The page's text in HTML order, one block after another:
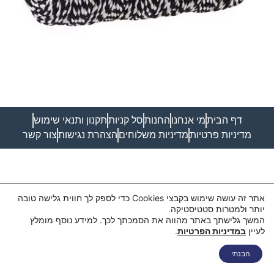
דף הביתמי אנחנו החנותסל קניותתקנון ותנאי שימוש
מדיניות פרטיותמדיניות משלוחים הצהרת נגישותצור קשר
אתר זה עושה שימוש בקבצי Cookies כדי לספק לך חווית גלישה טובה
יותר ולמטרות סטטיסטיקה.
המשך גלישתך באתר מהווה את הסמכתך לכך. למידע נוסף מומלץ
לעיין במדיניות הפרטיות.
הבנתי